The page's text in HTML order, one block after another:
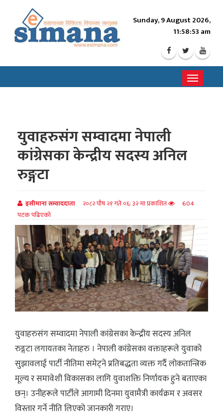
Sunday, 9 August 2026,
11:58:54 am
Toggle
युवाहरुसंग सम्वादमा नेपाली
कांग्रेसका केन्द्रीय सदस्य अनिल
रुङ्गटा
इसीमाना सम्वाददाता २०८२ पौष २१ गते ०६: ३२ मा प्रकाशित
604
पटक पढिएको
युवाहरुसंग सम्वादमा नेपाली कांग्रेसका केन्द्रीय सदस्य अनिल
रुङ्गटा लगायतका नेताहरु । नेपाली कांग्रेसका वक्ताहरूले युवाको
सुझावलाई पार्टी नीतिमा समेट्ने प्रतिबद्धता व्यक्त गर्दै लोकतान्त्रिक
मूल्य र समावेशी विकासका लागि युवाशक्ति निर्णायक हुने बताएका
छन्। उनीहरूले पार्टीले आगामी दिनमा युवामैत्री कार्यक्रम र अवसर
विस्तार गर्ने नीति लिएको जानकारी गराए।